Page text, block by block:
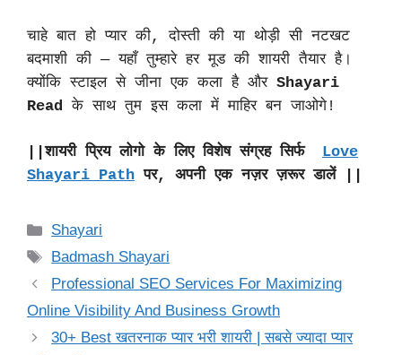
चाहे बात हो प्यार की, दोस्ती की या थोड़ी सी नटखट
बदमाशी की — यहाँ तुम्हारे हर मूड की शायरी तैयार है।
क्योंकि स्टाइल से जीना एक कला है और Shayari
Read के साथ तुम इस कला में माहिर बन जाओगे!
||शायरी प्रिय लोगो के लिए विशेष संग्रह सिर्फ Love
Shayari Path पर, अपनी एक नज़र ज़रूर डालें ||
Categories
Shayari
Tags
Badmash Shayari
Professional SEO Services For Maximizing
Online Visibility And Business Growth
30+ Best खतरनाक प्यार भरी शायरी | सबसे ज्यादा प्यार